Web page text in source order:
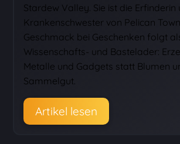
Stardew Valley. Sie ist die Erfinderin
Krankenschwester von Pelican
Geschmack bei Geschenken folgt
Wissenschafts- und Bastelader:
Metalle und Gadgets statt Blumen
Sammelgut.
Artikel lesen